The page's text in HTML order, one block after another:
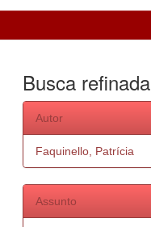
Busca refinada
Autor
Faquinello, Patrícia
Assunto